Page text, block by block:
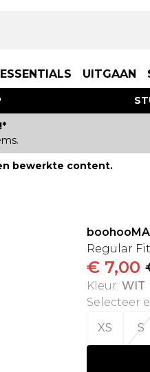
ESSENTIALS UITGAAN
bewerkte content.
Regular
€ 7,00
Kleur: WIT
Selecteer
XS
S